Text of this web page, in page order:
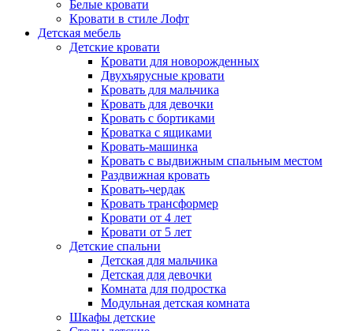
Белые кровати
Кровати в стиле Лофт
Детская мебель
Детские кровати
Кровати для новорожденных
Двухъярусные кровати
Кровать для мальчика
Кровать для девочки
Кровать с бортиками
Кроватка с ящиками
Кровать-машинка
Кровать с выдвижным спальным местом
Раздвижная кровать
Кровать-чердак
Кровать трансформер
Кровати от 4 лет
Кровати от 5 лет
Детские спальни
Детская для мальчика
Детская для девочки
Комната для подростка
Модульная детская комната
Шкафы детские